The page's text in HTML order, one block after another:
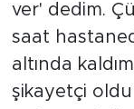
ver' dedim.
saat
altında
şikayetçi